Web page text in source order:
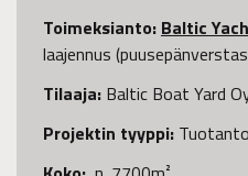
Toimeksianto: Baltic
laajennus
Tilaaja: Baltic Boat Yard
Projektin tyyppi: